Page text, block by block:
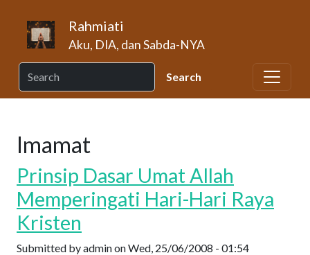
Rahmiati
Aku, DIA, dan Sabda-NYA
Imamat
Prinsip Dasar Umat Allah
Memperingati Hari-Hari Raya
Kristen
Submitted byadminonWed, 25/06/2008 - 01:54